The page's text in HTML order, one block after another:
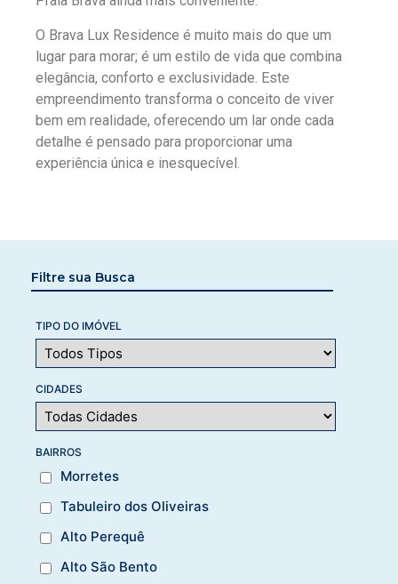
Filtre sua Busca
TIPO DO IMÓVEL
CIDADES
BAIRROS
Morretes
Tabuleiro dos Oliveiras
Alto Perequê
Alto São Bento
O Brava Lux Residence é muito mais do que um
lugar para morar; é um estilo de vida que combina
elegância, conforto e exclusividade. Este
empreendimento transforma o conceito de viver
bem em realidade, oferecendo um lar onde cada
detalhe é pensado para proporcionar uma
experiência única e inesquecível.